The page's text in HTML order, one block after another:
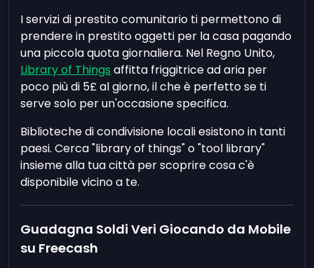
I servizi di prestito comunitario ti permettono di
prendere in prestito oggetti per la casa pagando
una piccola quota giornaliera. Nel Regno Unito,
Library of Things affitta friggitrice ad aria per
poco più di 5£ al giorno, il che è perfetto se ti
serve solo per un'occasione specifica.
Biblioteche di condivisione locali esistono in tanti
paesi. Cerca "library of things" o "tool library"
insieme alla tua città per scoprire cosa c'è
disponibile vicino a te.
Guadagna Soldi Veri Giocando da Mobile
su Freecash